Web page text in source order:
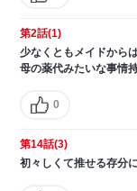
第2話(1)
少なくともメイドから
母の薬代みたいな事情
0
第14話(3)
初々しくて推せる存分